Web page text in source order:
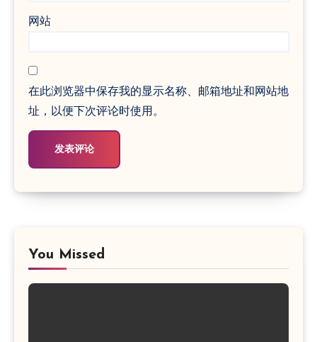
网站
在此浏览器中保存我的显示名称、邮箱地址和网站地
址，以便下次评论时使用。
You Missed